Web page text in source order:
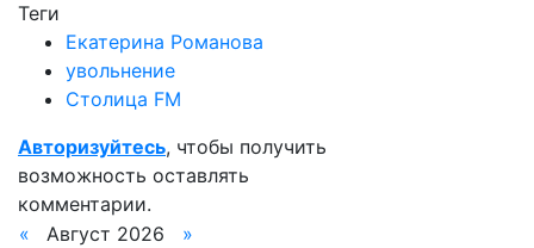
Теги
Екатерина Романова
увольнение
Столица FM
Авторизуйтесь, чтобы получить
возможность оставлять
комментарии.
«
Август 2026
»